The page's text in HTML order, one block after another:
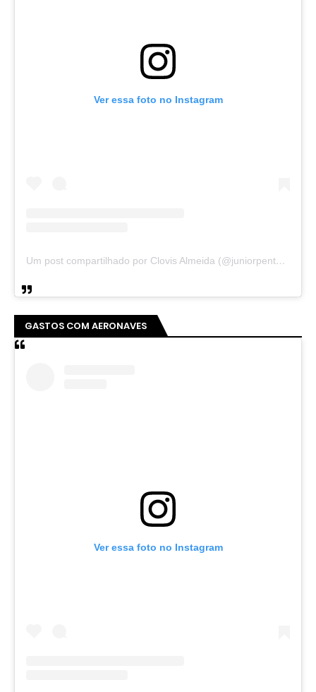
Ver essa foto no Instagram
Um post compartilhado por Clovis Almeida (@juniorpentecoste01)
GASTOS COM AERONAVES
Ver essa foto no Instagram